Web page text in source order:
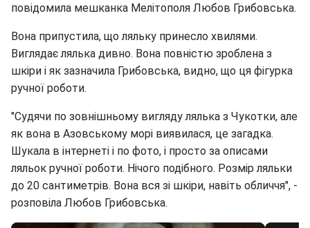
повідомила мешканка Мелітополя Любов Грибовська.
Вона припустила, що ляльку принесло хвилями.
Виглядає лялька дивно. Вона повністю зроблена з
шкіри і як зазначила Грибовська, видно, що ця фігурка
ручної роботи.
"Судячи по зовнішньому вигляду лялька з Чукотки, але
як вона в Азовському морі виявилася, це загадка.
Шукала в інтернеті і по фото, і просто за описами
ляльок ручної роботи. Нічого подібного. Розмір ляльки
до 20 сантиметрів. Вона вся зі шкіри, навіть обличчя", -
розповіла Любов Грибовська.